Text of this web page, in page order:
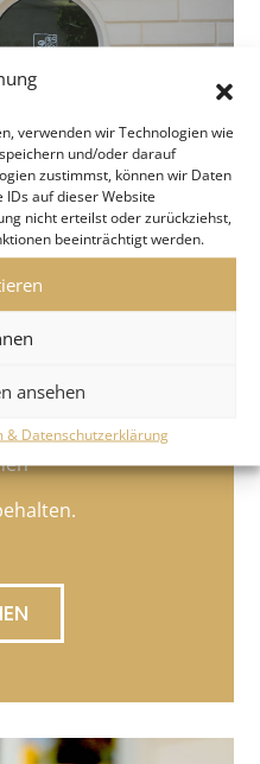
verwenden wir Technologien wie
und/oder darauf
zustimmst, können wir Daten
auf dieser Website
nicht erteilst oder zurückziehst,
beeinträchtigt werden.
ansehen
& Datenschutzerklärung
| Dauer ca. 1